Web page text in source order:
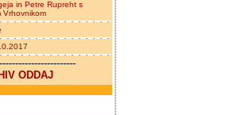
in Petre Rupreht s
Vrhovnikom
ODDAJ